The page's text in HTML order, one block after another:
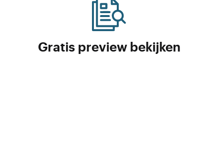
Gratis preview bekijken